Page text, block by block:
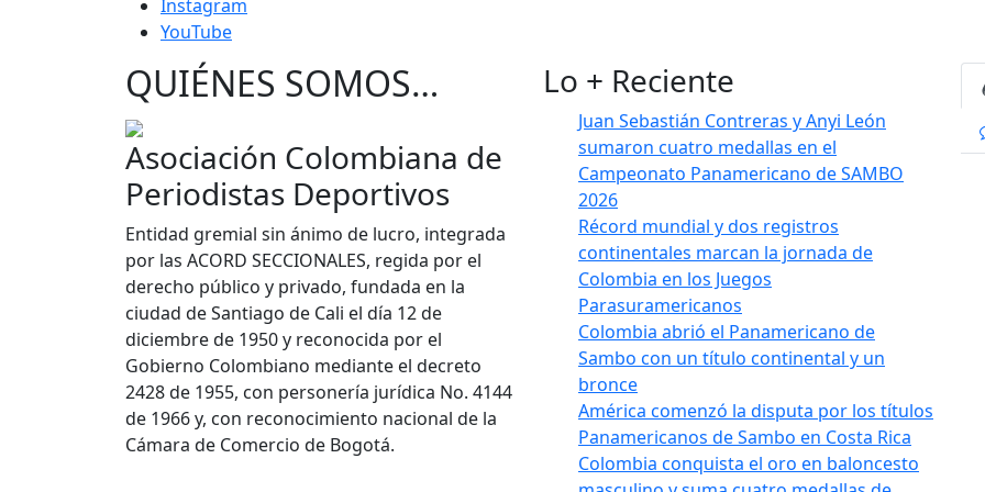
Instagram
YouTube
QUIÉNES SOMOS…
Asociación Colombiana de
Periodistas Deportivos
Entidad gremial sin ánimo de lucro, integrada
por las ACORD SECCIONALES, regida por el
derecho público y privado, fundada en la
ciudad de Santiago de Cali el día 12 de
diciembre de 1950 y reconocida por el
Gobierno Colombiano mediante el decreto
2428 de 1955, con personería jurídica No. 4144
de 1966 y, con reconocimiento nacional de la
Cámara de Comercio de Bogotá.
Lo + Reciente
Juan Sebastián Contreras y Anyi León
sumaron cuatro medallas en el
Campeonato Panamericano de SAMBO
2026
Récord mundial y dos registros
continentales marcan la jornada de
Colombia en los Juegos
Parasuramericanos
Colombia abrió el Panamericano de
Sambo con un título continental y un
bronce
América comenzó la disputa por los títulos
Panamericanos de Sambo en Costa Rica
Colombia conquista el oro en baloncesto